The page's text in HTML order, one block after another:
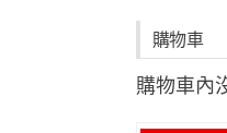
購物車
購物車內